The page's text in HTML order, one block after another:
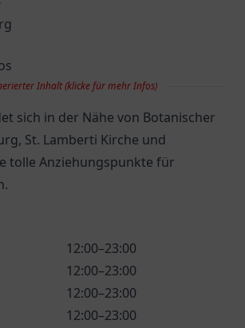
Inhalt (klicke für mehr Infos)
sich in der Nähe von Botanischer
St. Lamberti Kirche und
tolle Anziehungspunkte für
12:00–23:00
12:00–23:00
12:00–23:00
12:00–23:00